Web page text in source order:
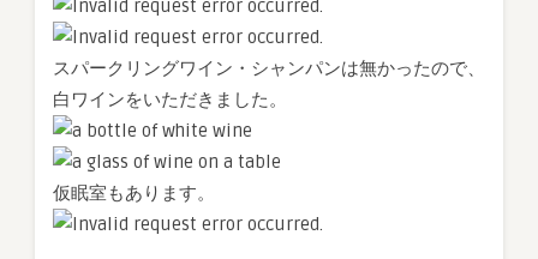
スパークリングワイン・シャンパンは無かったので、
白ワインをいただきました。
仮眠室もあります。